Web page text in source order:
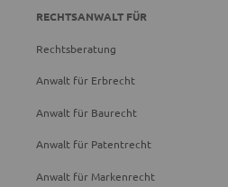
RECHTSANWALT FÜR
Rechtsberatung
Anwalt für Erbrecht
Anwalt für Baurecht
Anwalt für Patentrecht
Anwalt für Markenrecht